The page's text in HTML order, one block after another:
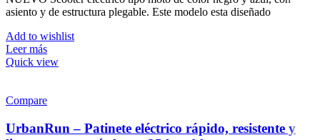
asiento y de estructura plegable. Este modelo esta diseñado
Add to wishlist
Leer más
Quick view
Compare
UrbanRun – Patinete eléctrico rápido, resistente y